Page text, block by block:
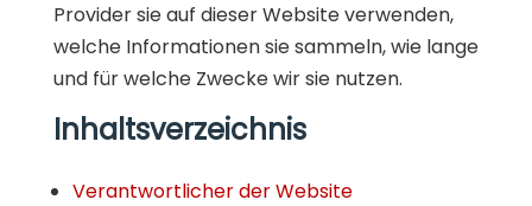
Provider sie auf dieser Website verwenden,
welche Informationen sie sammeln, wie lange
und für welche Zwecke wir sie nutzen.
Inhaltsverzeichnis
Verantwortlicher der Website